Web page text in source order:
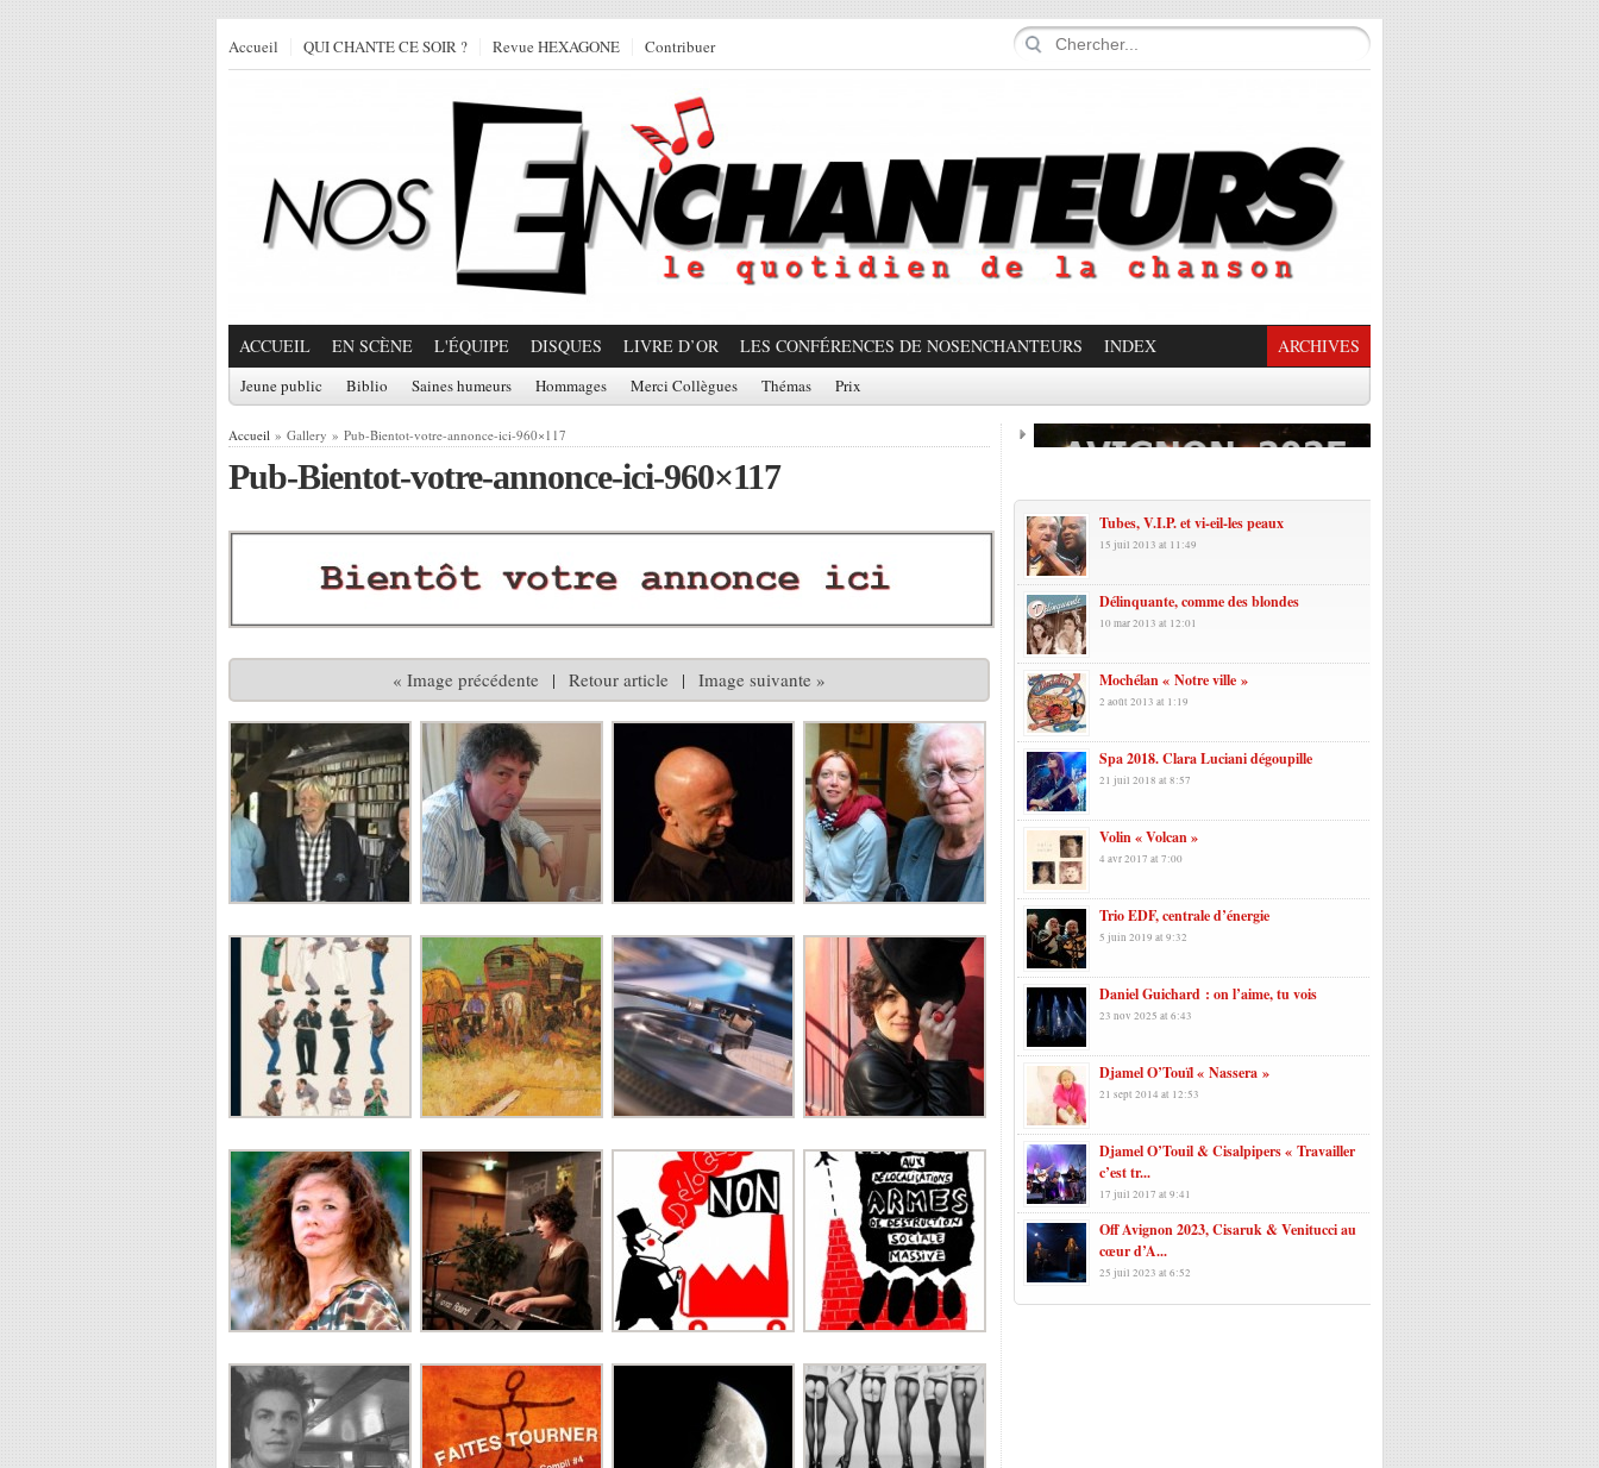
Accueil QUI CHANTE CE SOIR ? Revue HEXAGONE Contribuer
ACCUEIL EN SCÈNE L'ÉQUIPE DISQUES LIVRE D’OR LES CONFÉRENCES DE NOSENCHANTEURS INDEX ARCHIVES
Jeune public Biblio Saines humeurs Hommages Merci Collègues Thémas Prix
Accueil » Gallery » Pub-Bientot-votre-annonce-ici-960×117
Pub-Bientot-votre-annonce-ici-960×117
« Image précédente | Retour article | Image suivante »
Tubes, V.I.P. et vi-eil-les peaux
15 juil 2013 at 11:49
Délinquante, comme des blondes
10 mar 2013 at 12:01
Mochélan « Notre ville »
2 août 2013 at 1:19
Spa 2018. Clara Luciani dégoupille
21 juil 2018 at 8:57
Volin « Volcan »
4 avr 2017 at 7:00
Trio EDF, centrale d’énergie
5 juin 2019 at 9:32
Daniel Guichard : on l’aime, tu vois
23 nov 2025 at 6:43
Djamel O’Touïl « Nassera »
21 sept 2014 at 12:53
Djamel O’Touil & Cisalpipers « Travailler
c’est tr...
17 juil 2017 at 9:41
Off Avignon 2023, Cisaruk & Venitucci au
cœur d’A...
25 juil 2023 at 6:52